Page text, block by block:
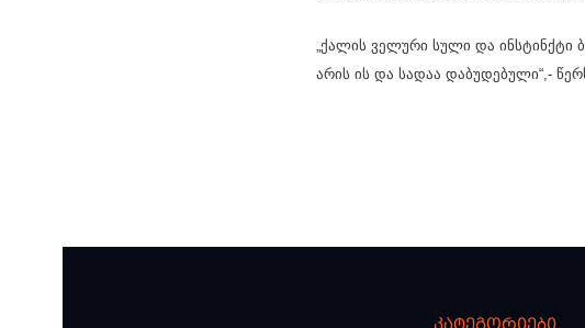
„ქალის ველური სული და ინსტინქტი
არის ის და სადაა დაბუდებული“,-
კატეგორიები